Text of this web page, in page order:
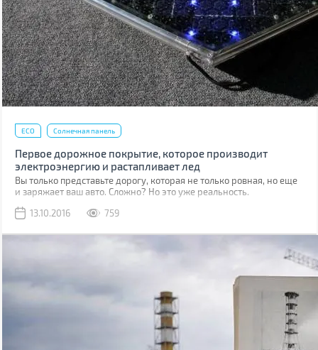
ECO Солнечная панель
Первое дорожное покрытие, которое производит
электроэнергию и растапливает лед
Вы только представьте дорогу, которая не только ровная, но еще
и заряжает ваш авто. Сложно? Но это уже реальность.
опытных образцов революционного дорожного покрытия. Дело в
время еще и растапливать лед.
13.10.2016 759